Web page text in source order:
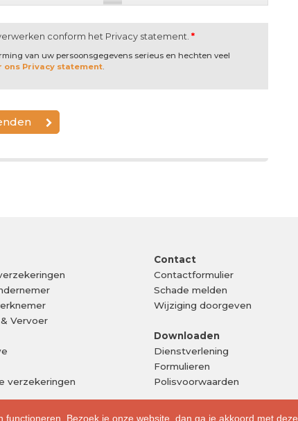
Bezoek je onze website, dan ga je akkoord met deze
conform het Privacy statement. *
van uw persoonsgegevens serieus en hechten veel
ons Privacy statement.
Vervoer
verzekeringen
Contact
Contactformulier
Schade melden
Wijziging doorgeven
Downloaden
Dienstverlening
Formulieren
Polisvoorwaarden